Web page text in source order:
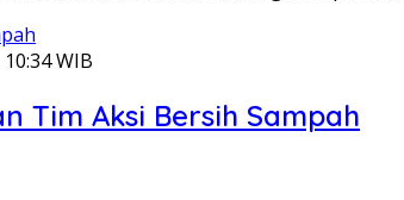
WIB
Tim Aksi Bersih Sampah